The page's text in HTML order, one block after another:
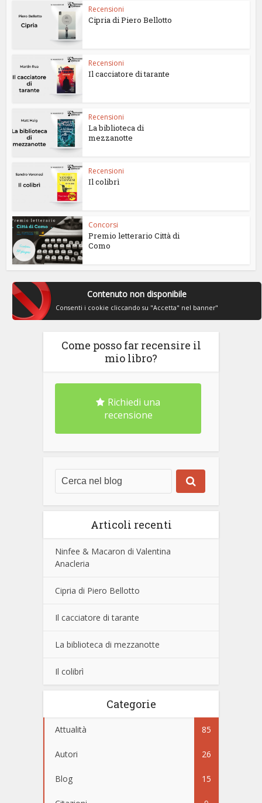
Recensioni
Cipria di Piero Bellotto
Recensioni
Il cacciatore di tarante
Recensioni
La biblioteca di
mezzanotte
Recensioni
Il colibrì
Concorsi
Premio letterario Città di
Como
Contenuto non disponibile
Consenti i cookie cliccando su "Accetta" nel banner"
Come posso far recensire il
mio libro?
Richiedi una
recensione
Articoli recenti
Ninfee & Macaron di Valentina
Anacleria
Cipria di Piero Bellotto
Il cacciatore di tarante
La biblioteca di mezzanotte
Il colibrì
Categorie
Attualità 85
Autori 26
Blog 15